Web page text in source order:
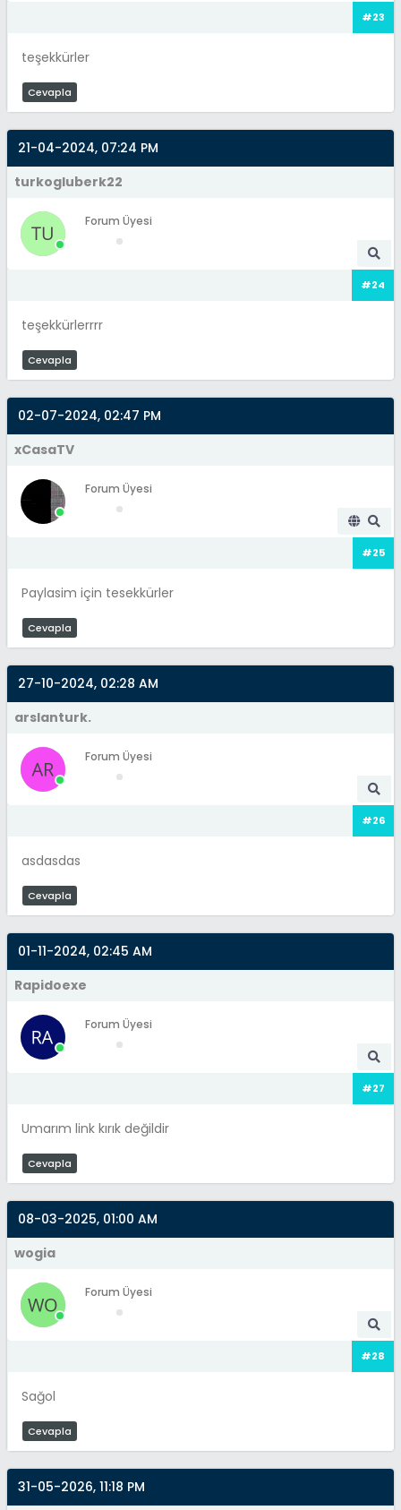
#23
teşekkürler
Cevapla
21-04-2024, 07:24 PM
turkogluberk22
Forum Üyesi
#24
teşekkürlerrrr
Cevapla
02-07-2024, 02:47 PM
xCasaTV
Forum Üyesi
#25
Paylasim için tesekkürler
Cevapla
27-10-2024, 02:28 AM
arslanturk.
Forum Üyesi
#26
asdasdas
Cevapla
01-11-2024, 02:45 AM
Rapidoexe
Forum Üyesi
#27
Umarım link kırık değildir
Cevapla
08-03-2025, 01:00 AM
wogia
Forum Üyesi
#28
Sağol
Cevapla
31-05-2026, 11:18 PM